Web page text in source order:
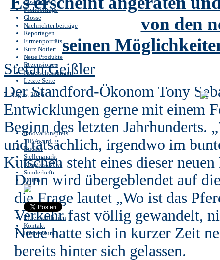
Abstracts
Fachbeiträge
Glosse
Nachrichtenbeiträge
Reportagen
Firmenporträts
Kurz Notiert
Neue Produkte
Rezensionen
Neuerscheinungen
Letzte Seite
7. August 2026
Innovationspreis
TIP Award
Bücher
Stellenmarkt
KongressNews
Sonderhefte
Teilen
Zitierrichtlinien
Kontakt
Impresssum
von den
seinen
Stefan Geißler
Der Standford-Ökonom Tony
Entwicklungen gerne mit einem
Beginn des letzten Jahrhunderts.
und tatsächlich, irgendwo im
Kutschen steht eines dieser neuen
Dann wird übergeblendet auf
die Frage lautet „Wo ist das
Verkehr fast völlig gewandelt,
Neue hatte sich in kurzer Zeit
bereits hinter sich gelassen.